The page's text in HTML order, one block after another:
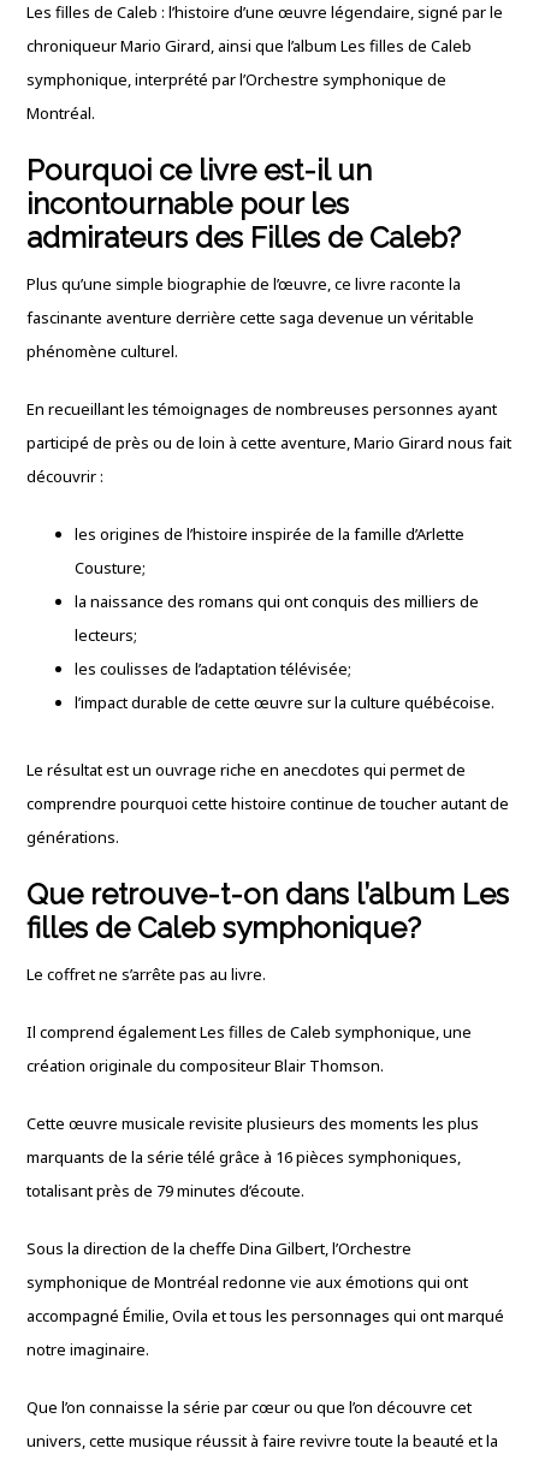
Les filles de Caleb : l’histoire d’une œuvre légendaire, signé par le
chroniqueur Mario Girard, ainsi que l’album Les filles de Caleb
symphonique, interprété par l’Orchestre symphonique de
Montréal.
Pourquoi ce livre est-il un
incontournable pour les
admirateurs des Filles de Caleb?
Plus qu’une simple biographie de l’œuvre, ce livre raconte la
fascinante aventure derrière cette saga devenue un véritable
phénomène culturel.
En recueillant les témoignages de nombreuses personnes ayant
participé de près ou de loin à cette aventure, Mario Girard nous fait
découvrir :
les origines de l’histoire inspirée de la famille d’Arlette
Cousture;
la naissance des romans qui ont conquis des milliers de
lecteurs;
les coulisses de l’adaptation télévisée;
l’impact durable de cette œuvre sur la culture québécoise.
Le résultat est un ouvrage riche en anecdotes qui permet de
comprendre pourquoi cette histoire continue de toucher autant de
générations.
Que retrouve-t-on dans l’album Les
filles de Caleb symphonique?
Le coffret ne s’arrête pas au livre.
Il comprend également Les filles de Caleb symphonique, une
création originale du compositeur Blair Thomson.
Cette œuvre musicale revisite plusieurs des moments les plus
marquants de la série télé grâce à 16 pièces symphoniques,
totalisant près de 79 minutes d’écoute.
Sous la direction de la cheffe Dina Gilbert, l’Orchestre
symphonique de Montréal redonne vie aux émotions qui ont
accompagné Émilie, Ovila et tous les personnages qui ont marqué
notre imaginaire.
Que l’on connaisse la série par cœur ou que l’on découvre cet
univers, cette musique réussit à faire revivre toute la beauté et la